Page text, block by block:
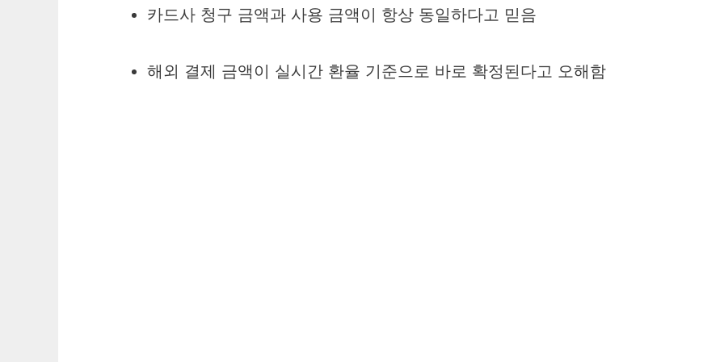
카드사 청구 금액과 사용 금액이 항상 동일하다고 믿음
해외 결제 금액이 실시간 환율 기준으로 바로 확정된다고 오해함